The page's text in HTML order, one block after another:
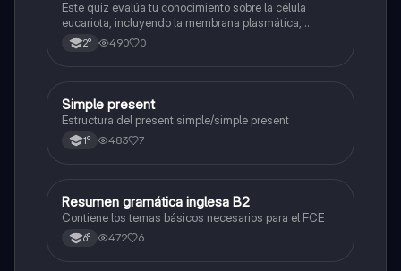
nombre se las partes de la celula eucariota
Este quiz evalúa tu conocimiento sobre la célula
eucariota, incluyendo la membrana plasmática,
núcleo, pared celular, citoplasma y citoesqueleto.
2° 490 0
Inglés
Simple present
Estructura del present simple/simple present
1° 483 7
Inglés
Resumen gramática inglesa B2
Contiene los temas básicos necesarios para el FCE
6° 472 6